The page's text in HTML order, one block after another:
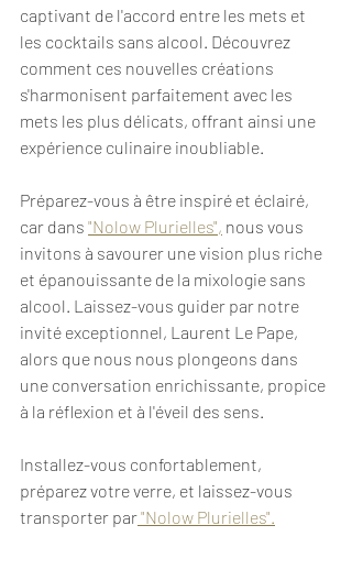
captivant de l'accord entre les mets et
les cocktails sans alcool. Découvrez
comment ces nouvelles créations
s'harmonisent parfaitement avec les
mets les plus délicats, offrant ainsi une
expérience culinaire inoubliable.
Préparez-vous à être inspiré et éclairé,
car dans "Nolow Plurielles", nous vous
invitons à savourer une vision plus riche
et épanouissante de la mixologie sans
alcool. Laissez-vous guider par notre
invité exceptionnel, Laurent Le Pape,
alors que nous nous plongeons dans
une conversation enrichissante, propice
à la réflexion et à l'éveil des sens.
Installez-vous confortablement,
préparez votre verre, et laissez-vous
transporter par "Nolow Plurielles".